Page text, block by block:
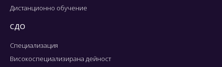
Дистанционно обучение
СДО
Специализация
Високоспециализирана дейност